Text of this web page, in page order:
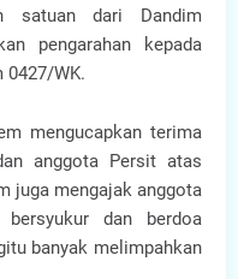
satuan dari Dandim
pengarahan kepada
0427/WK.
mengucapkan terima
anggota Persit atas
juga mengajak anggota
dan berdoa
banyak melimpahkan